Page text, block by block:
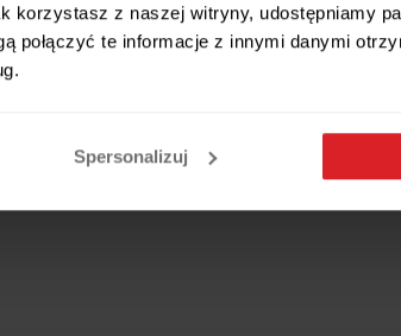
korzystasz z naszej witryny, udostępniamy
połączyć te informacje z innymi danymi
Spersonalizuj
sen.
,